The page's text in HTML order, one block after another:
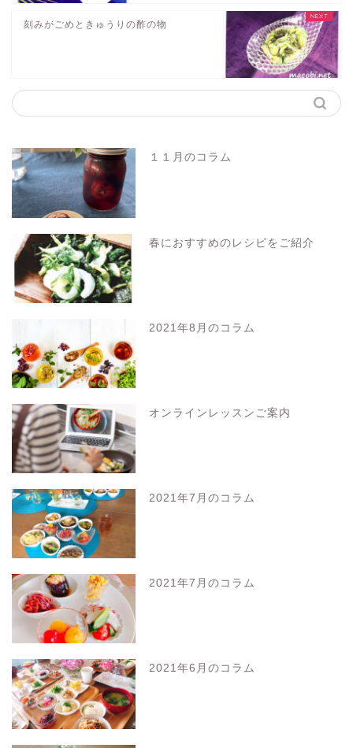
刻みがごめときゅうりの酢の物
１１月のコラム
春におすすめのレシピをご紹介
2021年8月のコラム
オンラインレッスンご案内
2021年7月のコラム
2021年7月のコラム
2021年6月のコラム